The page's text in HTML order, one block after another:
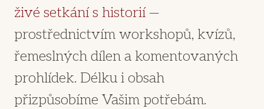
živé setkání s historií—
prostřednictvím workshopů, kvízů,
řemeslných dílen a komentovaných
prohlídek. Délku i obsah
přizpůsobíme Vašim potřebám.